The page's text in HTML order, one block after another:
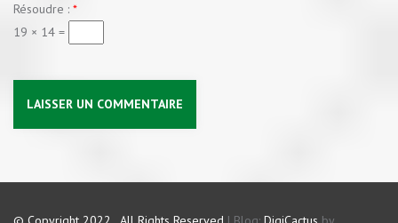
Résoudre : *
19 × 14 =